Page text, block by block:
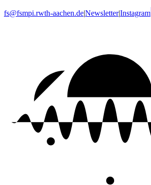
fs@fsmpi.rwth-aachen.de|Newsletter|Instagram